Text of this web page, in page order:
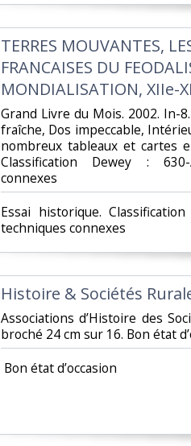
‎TERRES MOUVANTES,
FRANCAISES DU
MONDIALISATION, XIIe-
‎Grand Livre du Mois. 2002. In-
fraîche, Dos impeccable,
nombreux tableaux et cartes
Classification Dewey :
connexes‎
‎Essai historique.
techniques connexes‎
‎Histoire & Sociétés
‎Associations d’Histoire des
broché 24 cm sur 16. Bon état
‎ Bon état d’occasion ‎